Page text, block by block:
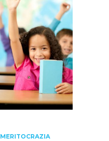
MERITOCRAZIA